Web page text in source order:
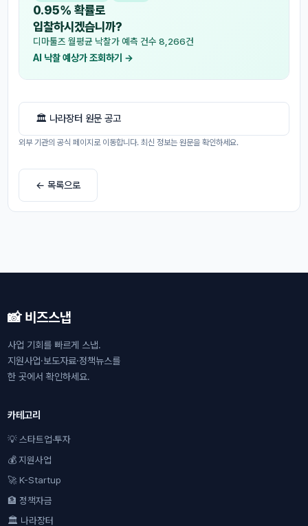
0.95% 확률로
입찰하시겠습니까?
디마툴즈 월평균 낙찰가 예측 건수 8,266건
AI 낙찰 예상가 조회하기 →
🏛 나라장터 원문 공고
외부 기관의 공식 페이지로 이동합니다. 최신 정보는 원문을 확인하세요.
← 목록으로
📸 비즈스냅
사업 기회를 빠르게 스냅.
지원사업·보도자료·정책뉴스를
한 곳에서 확인하세요.
카테고리
💡 스타트업·투자
💰 지원사업
🚀 K-Startup
🏦 정책자금
🏛 나라장터